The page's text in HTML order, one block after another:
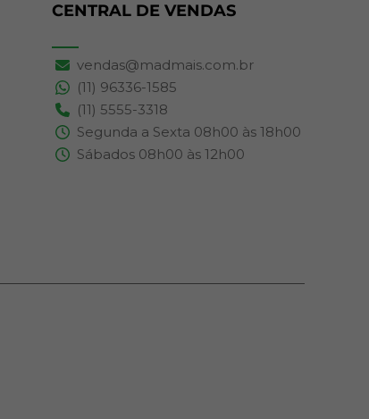
CENTRAL DE VENDAS
vendas@madmais.com.br
(11) 96336-1585
(11) 5555-3318
Segunda a Sexta 08h00 às 18h00
Sábados 08h00 às 12h00